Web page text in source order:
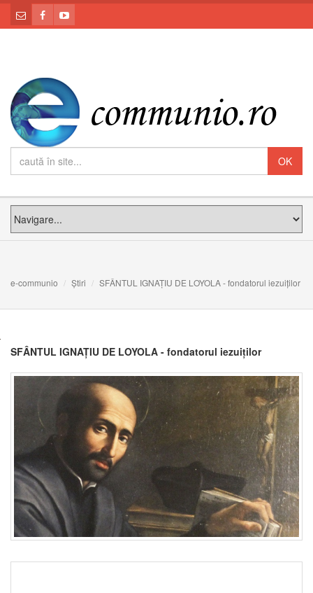
e-communio Știri SFÂNTUL IGNAȚIU DE LOYOLA - fondatorul iezuiților
SFÂNTUL IGNAȚIU DE LOYOLA - fondatorul iezuiților